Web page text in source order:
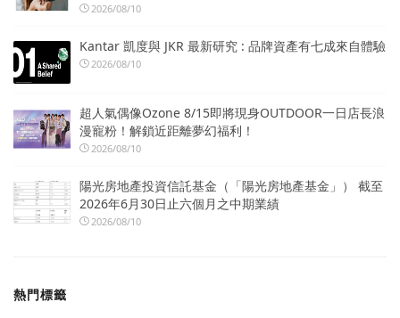
2026/08/10
Kantar 凱度與 JKR 最新研究 : 品牌資產有七成來自體驗
2026/08/10
超人氣偶像Ozone 8/15即將現身OUTDOOR一日店長浪
漫寵粉！解鎖近距離夢幻福利！
2026/08/10
陽光房地產投資信託基金（「陽光房地產基金」） 截至
2026年6月30日止六個月之中期業績
2026/08/10
熱門標籤